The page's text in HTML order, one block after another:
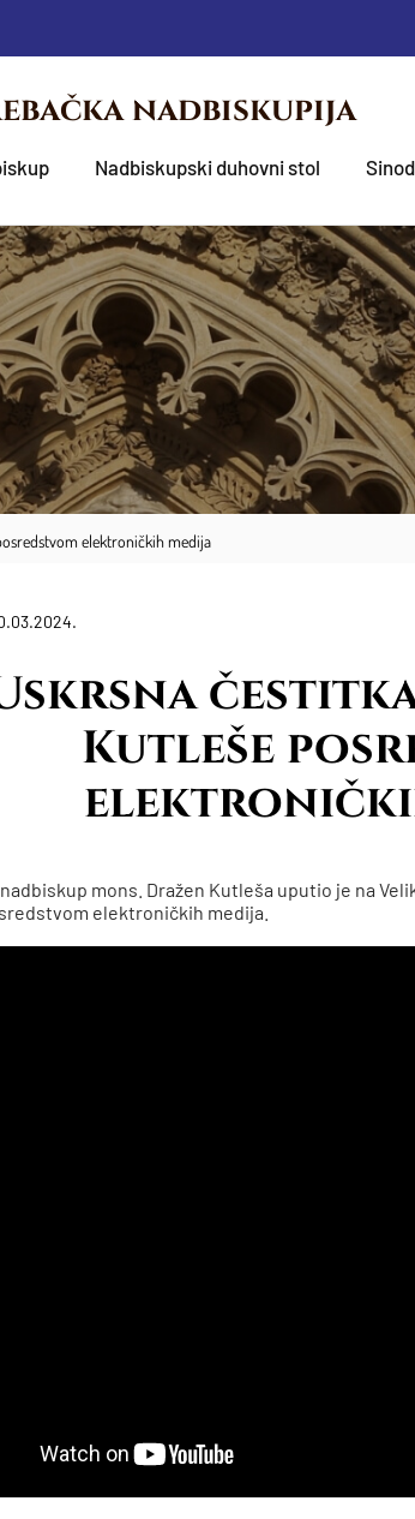
nadbiskupija
Nadbiskupski duhovni stol
elektroničkih medija
Kutleše
mons. Dražen Kutleša uputio je na
elektroničkih medija.